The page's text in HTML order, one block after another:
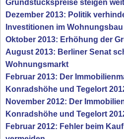
Dezember 2013: Politik
Investitionen im Wohnungsbau
Oktober 2013: Erhöhung der
August 2013: Berliner Senat
Wohnungsmarkt
Februar 2013: Der
Konradshöhe und Tegelort
November 2012: Der
Konradshöhe und Tegelort
Februar 2012: Fehler beim